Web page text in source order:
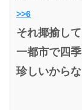
>>6
それ揶揄し
一都市で四
珍しいからな